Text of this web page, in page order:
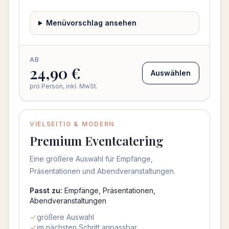
Menüvorschlag ansehen
AB
24,90 €
pro Person, inkl. MwSt.
Auswählen
Beliebt
VIELSEITIG & MODERN
Premium Eventcatering
Eine größere Auswahl für Empfänge,
Präsentationen und Abendveranstaltungen.
Passt zu: Empfänge, Präsentationen,
Abendveranstaltungen
größere Auswahl
im nächsten Schritt anpassbar